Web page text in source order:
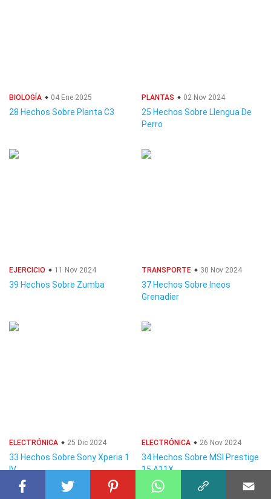
BIOLOGÍA 04 Ene 2025
28 Hechos Sobre Planta C3
PLANTAS 02 Nov 2024
25 Hechos Sobre Llengua De
Perro
EJERCICIO 11 Nov 2024
39 Hechos Sobre Zumba
TRANSPORTE 30 Nov 2024
37 Hechos Sobre Ineos
Grenadier
ELECTRÓNICA 25 Dic 2024
33 Hechos Sobre Sony Xperia 1
IV
ELECTRÓNICA 26 Nov 2024
34 Hechos Sobre MSI Prestige
15 A11X